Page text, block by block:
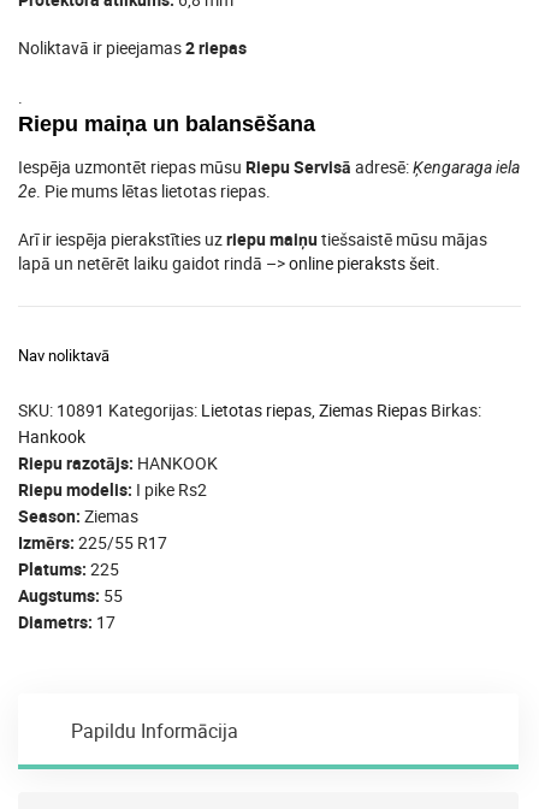
Noliktavā ir pieejamas2 riepas
.
Riepu maiņa un balansēšana
Iespēja uzmontēt riepas mūsu Riepu Servisā adresē:Ķengaraga iela
2e. Pie mums lētas lietotas riepas.
Arī ir iespēja pierakstīties uzriepu maiņutiešsaistē mūsu mājas
lapā un netērēt laiku gaidot rindā –>online pieraksts šeit.
Nav noliktavā
SKU: 10891 Kategorijas: Lietotas riepas, Ziemas Riepas Birkas:
Hankook
Riepu razotājs HANKOOK
Riepu modelis I pike Rs2
Season Ziemas
Izmērs 225/55 R17
Platums 225
Augstums 55
Diametrs 17
Papildu Informācija